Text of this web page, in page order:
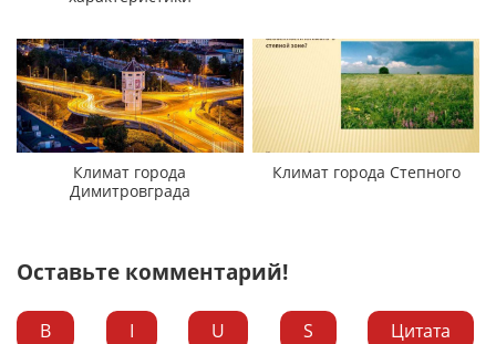
Климат города
Димитровграда
Климат города Степного
Оставьте комментарий!
B I U S
Цитата